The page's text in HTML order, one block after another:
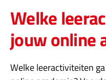
Welke
jouw online
Welke leeractiviteiten